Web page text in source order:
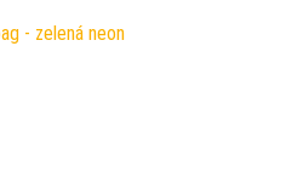
- zelená neon